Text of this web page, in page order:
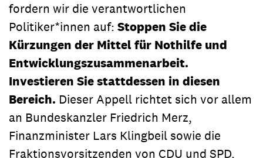
fordern wir die verantwortlichen
Politiker*innen auf: Stoppen Sie die
Kürzungen der Mittel für Nothilfe und
Entwicklungszusammenarbeit.
Investieren Sie stattdessen in diesen
Bereich. Dieser Appell richtet sich vor allem
an Bundeskanzler Friedrich Merz,
Finanzminister Lars Klingbeil sowie die
Fraktionsvorsitzenden von CDU und SPD,